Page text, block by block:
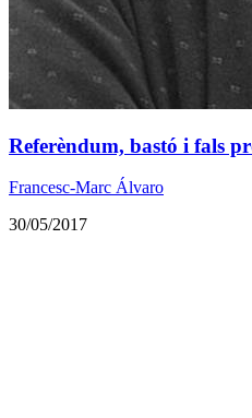
Referèndum, bastó i fals
Francesc-Marc Álvaro
30/05/2017